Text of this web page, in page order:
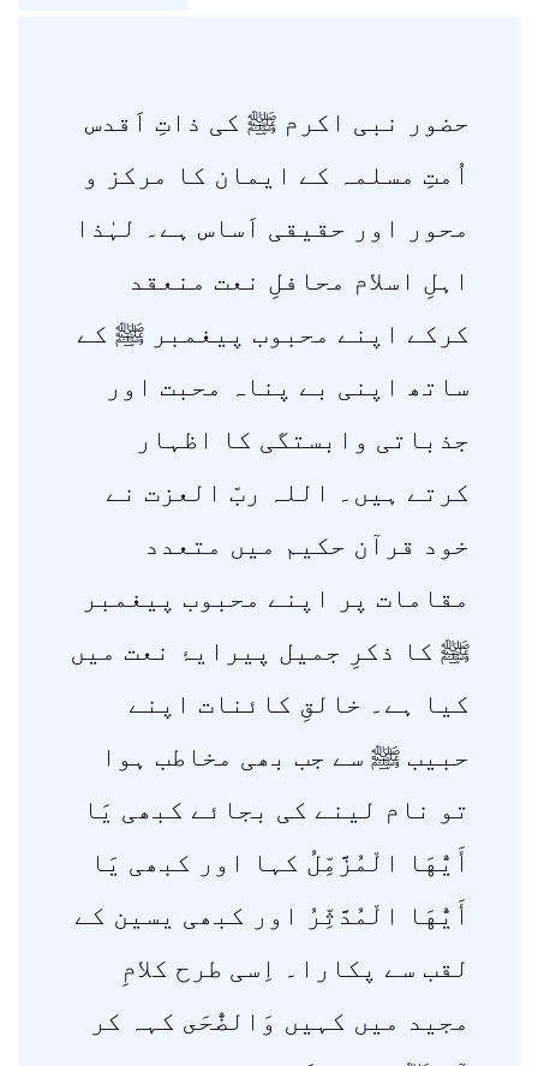
حضور نبی اکرم ﷺ کی ذاتِ اَقدس
اُمتِ مسلمہ کے ایمان کا مرکز و
محور اور حقیقی اَساس ہے۔ لہٰذا
اہلِ اسلام محافلِ نعت منعقد
کرکے اپنے محبوب پیغمبر ﷺ کے
ساتھ اپنی بے پناہ محبت اور
جذباتی وابستگی کا اظہار
کرتے ہیں۔ اللہ ربّ العزت نے
خود قرآن حکیم میں متعدد
مقامات پر اپنے محبوب پیغمبر
ﷺ کا ذکرِ جمیل پیرایۂ نعت میں
کیا ہے۔ خالقِ کائنات اپنے
حبیب ﷺ سے جب بھی مخاطب ہوا
تو نام لینے کی بجائے کبھی يَا
أَيُّهَا الْمُزَّمِّلُ کہا اور کبھی يَا
أَيُّهَا الْمُدَّثِّرُ اور کبھی يسين کے
لقب سے پکارا۔ اِسی طرح کلامِ
مجید میں کہیں وَالضُّحَى کہہ کر